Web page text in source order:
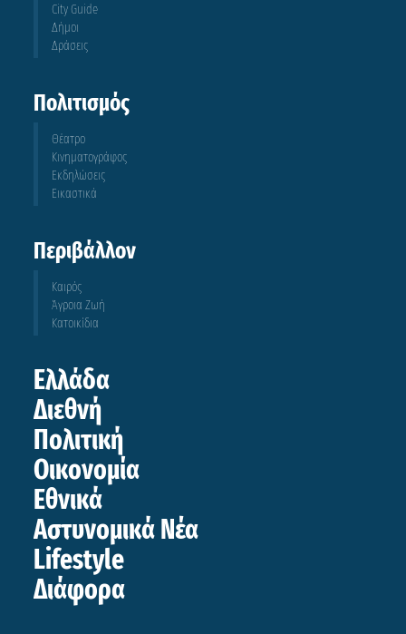
City Guide
Δήμοι
Δράσεις
Πολιτισμός
Θέατρο
Κινηματογράφος
Εκδηλώσεις
Εικαστικά
Περιβάλλον
Καιρός
Άγροια Ζωή
Κατοικίδια
Ελλάδα
Διεθνή
Πολιτική
Οικονομία
Εθνικά
Αστυνομικά Νέα
Lifestyle
Διάφορα